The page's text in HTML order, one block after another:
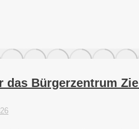
das Bürgerzentrum